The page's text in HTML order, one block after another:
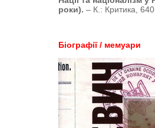
роки). – К.: Критика,
Біографії / мемуари